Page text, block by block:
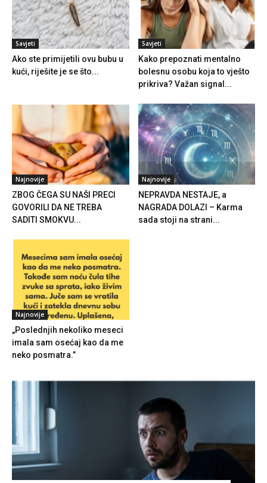
Savjeti
Ako ste primijetili ovu bubu u
kući, riješite je se što...
Savjeti
Kako prepoznati mentalno
bolesnu osobu koja to vješto
prikriva? Važan signal...
Najnovije
ZBOG ČEGA SU NAŠI PRECI
GOVORILI DA NE TREBA
SADITI SMOKVU...
Najnovije
NEPRAVDA NESTAJE, a
NAGRADA DOLAZI – Karma
sada stoji na strani...
Najnovije
„Poslednjih nekoliko meseci
imala sam osećaj kao da me
neko posmatra.”